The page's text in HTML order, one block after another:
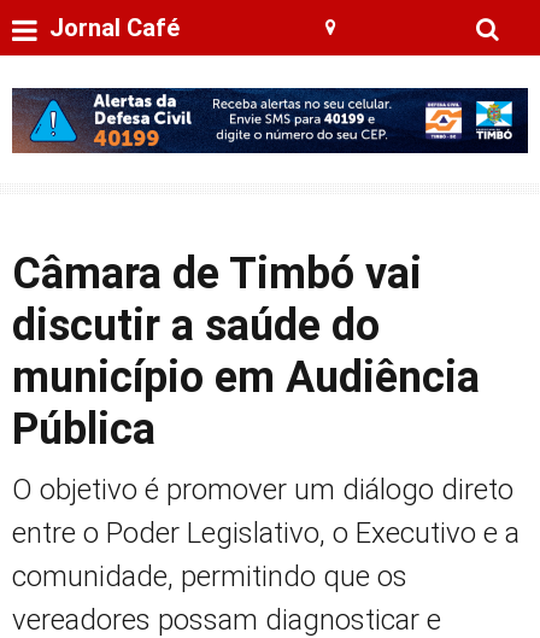
Jornal Café
Câmara de Timbó vai
discutir a saúde do
município em Audiência
Pública
O objetivo é promover um diálogo direto
entre o Poder Legislativo, o Executivo e a
comunidade, permitindo que os
vereadores possam diagnosticar e